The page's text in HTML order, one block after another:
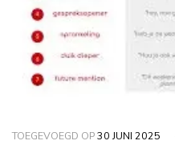
TOEGEVOEGD OP30 JUNI 2025